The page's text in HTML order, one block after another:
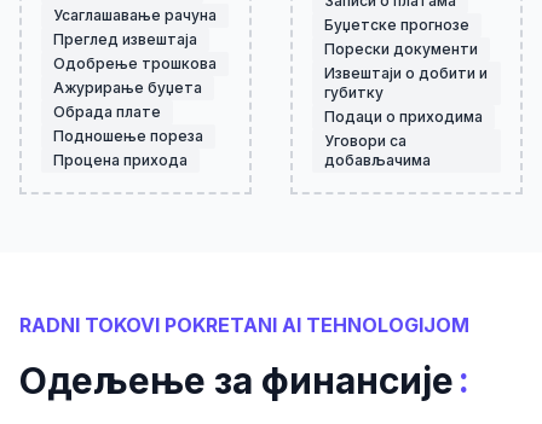
Усаглашавање рачуна
Преглед извештаја
Одобрење трошкова
Ажурирање буџета
Обрада плате
Подношење пореза
Проценa прихода
Буџетске прогнозе
Порески документи
Извештаји о добити и
губитку
Подаци о приходима
Уговори са
добављачима
RADNI TOKOVI POKRETANI AI TEHNOLOGIJOM
Одељење за финансије: